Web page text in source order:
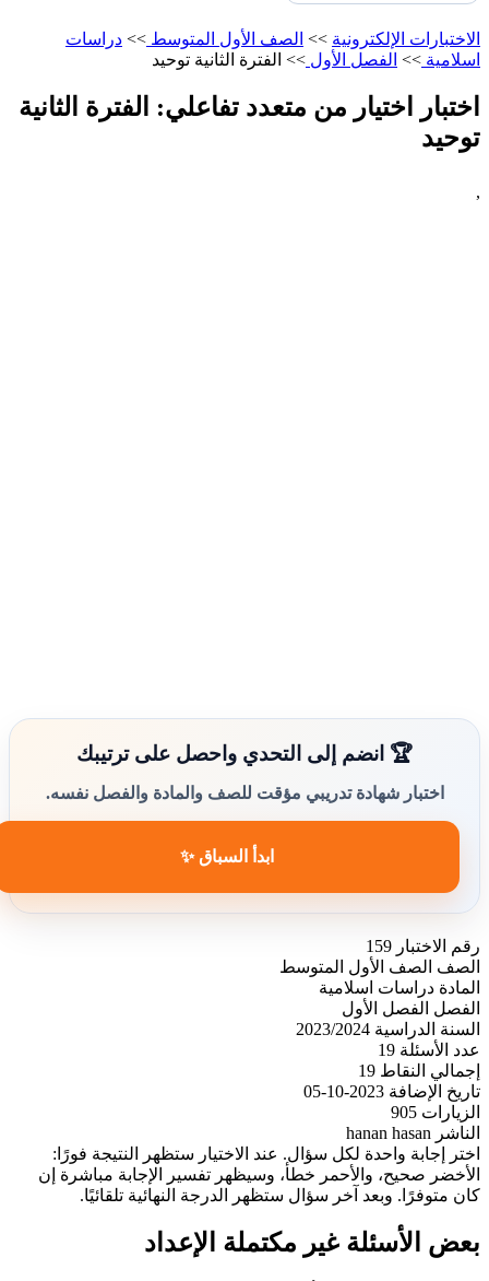
الاختبارات الإلكترونية >> الصف الأول المتوسط >> دراسات
اسلامية >> الفصل الأول >> الفترة الثانية توحيد
اختبار اختيار من متعدد تفاعلي: الفترة الثانية
توحيد
🏆 انضم إلى التحدي واحصل على ترتيبك
اختبار شهادة تدريبي مؤقت للصف والمادة والفصل نفسه.
ابدأ السباق ✨
رقم الاختبار 159
الصف
الصف الأول المتوسط
المادة دراسات اسلامية
الفصل
الفصل الأول
السنة الدراسية 2023/2024
عدد الأسئلة 19
إجمالي النقاط 19
تاريخ الإضافة 2023-10-05
الزيارات 905
الناشر hanan hasan
اختر إجابة واحدة لكل سؤال. عند الاختيار ستظهر النتيجة فورًا:
الأخضر صحيح، والأحمر خطأ، وسيظهر تفسير الإجابة مباشرة إن
كان متوفرًا. وبعد آخر سؤال ستظهر الدرجة النهائية تلقائيًا.
بعض الأسئلة غير مكتملة الإعداد